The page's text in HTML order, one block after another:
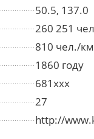
50.5, 137.0
260 251
810 чел./
1860 году
681ххх
27
http://